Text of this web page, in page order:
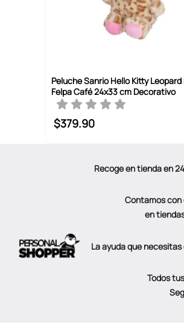
Peluche Sanrio Hello Kitty
Felpa Café 24x33 cm Decorativo
$379.90
Recoge en tienda en
Contamos con
en
La ayuda que
Todos